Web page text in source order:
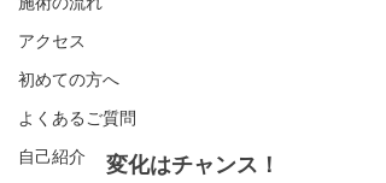
アクセス
初めての方へ
よくあるご質問
自己紹介
変化はチャンス！